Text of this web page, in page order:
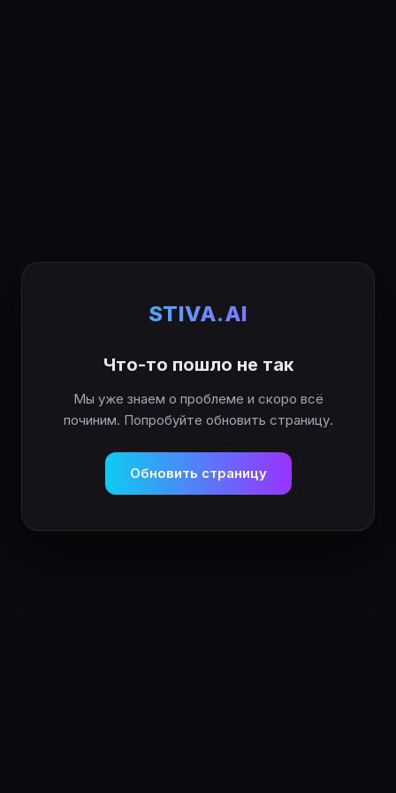
STIVA.AI
Что-то пошло не так
Мы уже знаем о проблеме и скоро всё
починим. Попробуйте обновить страницу.
Обновить страницу